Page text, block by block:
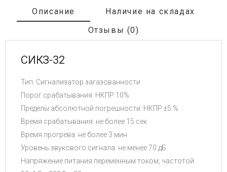
Описание
Наличие на складах
Отзывы (0)
СИКЗ-32
Тип: Сигнализатор загазованности
Порог срабатывания: НКПР 10%
Пределы абсолютной погрешности: НКПР ±5 %
Время срабатывания: не более 15 сек
Время прогрева: не более 3 мин
Уровень звукового сигнала: не менее 70 дБ
Напряжение питания переменным током, частотой